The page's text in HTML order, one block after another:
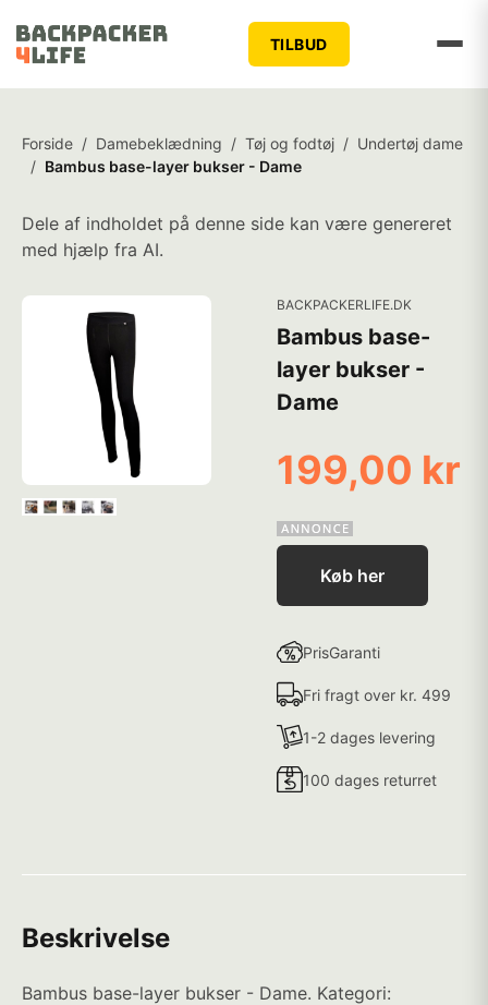
TILBUD
Forside / Damebeklædning / Tøj og fodtøj / Undertøj dame
/ Bambus base-layer bukser - Dame
Dele af indholdet på denne side kan være genereret
med hjælp fra AI.
BACKPACKERLIFE.DK
Bambus base-
layer bukser -
Dame
199,00 kr
Køb her
PrisGaranti
Fri fragt over kr. 499
1-2 dages levering
100 dages returret
Beskrivelse
Bambus base-layer bukser - Dame. Kategori: